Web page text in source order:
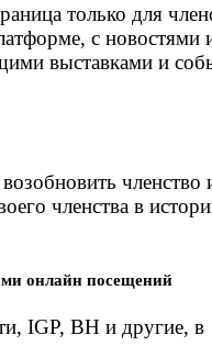
только для
с новостями
выставками и
членство
членства в
онлайн посещений
IGP, BH и другие, в